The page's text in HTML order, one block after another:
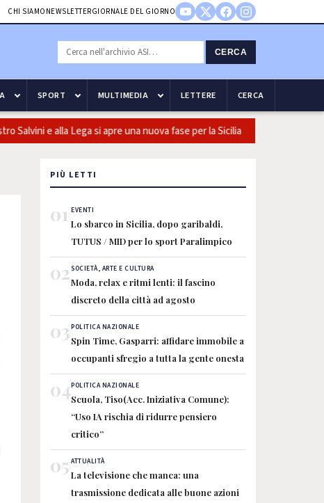
CHI SIAMO NEWSLETTERGIORNALE DEL GIORNO
CERCA
SPORT MULTIMEDIA LETTERE CERCA
e alla Lega si apre una nuova fase per la Sicilia
PIÙ LETTI
01 EVENTI
Lo sbarco in Sicilia, dopo garibaldi,
TUTUS / MID per lo sport Paralimpico
02SOCIETÀ, ARTE E CULTURA
Moda, relax e ritmi lenti: il fascino
discreto della città ad agosto
03POLITICA NAZIONALE
Spin Time, Gasparri: affidare immobile a
occupanti sfregio a tutta la gente onesta
04POLITICA NAZIONALE
Scuola, Tiso(Acc. Iniziativa Comune):
“Uso IA rischia di ridurre pensiero
critico”
05 ATTUALITÀ
La televisione che manca: una
trasmissione dedicata alle buone azioni